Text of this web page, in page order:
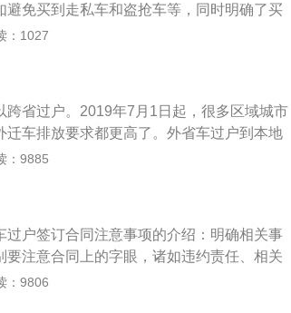
免买到走私车和盗抢车等，同时明确了买
纠纷、交通违法等，确保了买卖双方的合
资料。2、将车开往过户验车处，交给工
费用。4、车主把相关的档案带回要上户
。办理转移受理需要的材料有有机动车注
查记录表，原登记证，原行驶证，原车主
户，而且还要考虑开几年会被报废的情
：1027
省过户。2019年7月1日起，很多区域城市
车排放要求都更高了。外省车过户到本地
迁出。办理时要准备齐车辆登记证书、车
车管所办理迁就出手续。2、车原籍迁入
。办理迁就出手续时，会收原来号驾驶执
为30天的临时行驶号牌，应该号牌应妥善
外地车要过户的提条件是所购车排放标准
：9885
过户签订合同注意事项的介绍：明确相关事
注意合同上的字眼，诸如违约责任、相关
买卖双方确定好的相关事项，需要在合同
：9806